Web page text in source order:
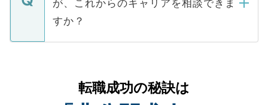
みを人材紹介会社に依頼するケースが増え
ています。
ご本人のキャリアアップおよび転職活動の
支援を目的に使用いたします。お預かりし
ているすべての個人データはご本人の許可
は、個人情報の取り扱いについての厳密な
管理基準を満たした事業者のみに付与され
が、これからのキャリアを相談できま
すか？
かがいして、現在の医療機関の状況や紹介
経験をまじえながら、適切なアドバイスを
転職成功の秘訣は